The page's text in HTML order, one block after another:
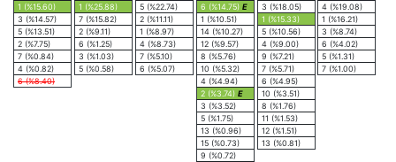
1 (%15.60)
3 (%14.57)
5 (%13.51)
2 (%7.75)
7 (%0.84)
4 (%0.82)
6 (%8.40)
1 (%25.88)
7 (%15.82)
2 (%9.11)
6 (%1.25)
3 (%1.03)
5 (%0.58)
5 (%22.74)
2 (%11.11)
1 (%8.97)
4 (%8.73)
7 (%5.10)
6 (%5.07)
6 (%14.75) E
1 (%10.51)
14 (%10.27)
12 (%9.57)
8 (%5.76)
10 (%5.32)
4 (%4.94)
2 (%3.74) E
3 (%3.52)
5 (%1.75)
13 (%0.96)
15 (%0.73)
9 (%0.72)
3 (%18.05)
1 (%15.33)
5 (%10.56)
4 (%9.00)
9 (%7.21)
7 (%5.71)
6 (%4.95)
10 (%3.51)
8 (%1.76)
11 (%1.53)
12 (%1.51)
13 (%0.81)
4 (%19.08)
1 (%16.21)
3 (%8.74)
6 (%4.02)
5 (%1.31)
7 (%1.00)